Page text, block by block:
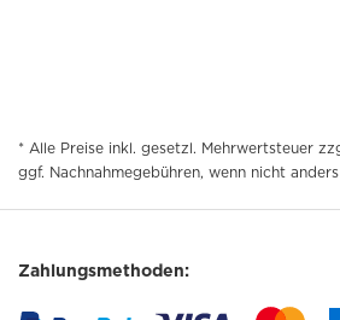
* Alle Preise inkl. gesetzl. Mehrwertsteuer
ggf. Nachnahmegebühren, wenn nicht
Zahlungsmethoden: